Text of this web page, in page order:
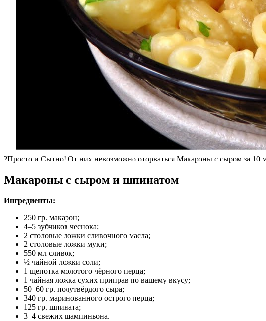
?Просто и Сытно! От них невозможно оторваться Макароны с сыром за
Макароны с сыром и шпинатом
Ингредиенты:
250 гр. макарон;
4–5 зубчиков чеснока;
2 столовые ложки сливочного масла;
2 столовые ложки муки;
550 мл сливок;
½ чайной ложки соли;
1 щепотка молотого чёрного перца;
1 чайная ложка сухих приправ по вашему вкусу;
50–60 гр. полутвёрдого сыра;
340 гр. маринованного острого перца;
125 гр. шпината;
3–4 свежих шампиньона.